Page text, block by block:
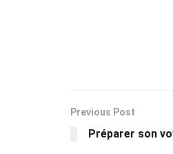
Previous Post
Préparer son